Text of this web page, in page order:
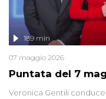
Puntata del 7
189 min
07 maggio 2026
Veronica Gentili